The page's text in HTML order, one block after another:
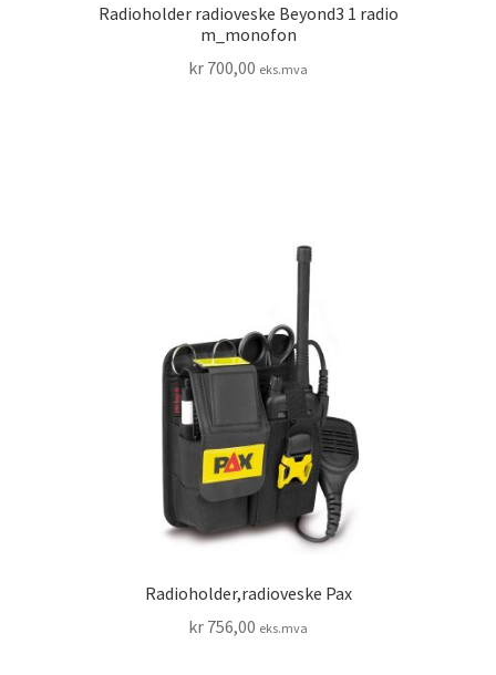
Radioholder radioveske Beyond3 1 radio
m_monofon
kr 700,00 eks.mva
Radioholder,radioveske Pax
kr 756,00 eks.mva